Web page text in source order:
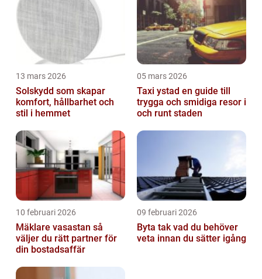
13 mars 2026
Solskydd som skapar
komfort, hållbarhet och
stil i hemmet
05 mars 2026
Taxi ystad en guide till
trygga och smidiga resor i
och runt staden
10 februari 2026
Mäklare vasastan så
väljer du rätt partner för
din bostadsaffär
09 februari 2026
Byta tak vad du behöver
veta innan du sätter igång